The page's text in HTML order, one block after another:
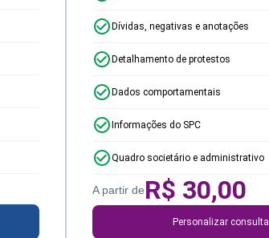
Dívidas, negativas e anotações
Detalhamento de protestos
Dados comportamentais
Informações do SPC
Quadro societário e administrativo
A partir deR$ 30,00
Personalizar consulta